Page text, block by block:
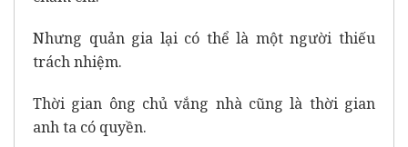
Nhưng quản gia lại có thể là một người thiếu
trách nhiệm.
Thời gian ông chủ vắng nhà cũng là thời gian
anh ta có quyền.